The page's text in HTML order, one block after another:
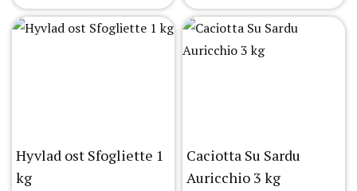
Hyvlad ost Sfogliette 1
kg
Caciotta Su Sardu
Auricchio 3 kg